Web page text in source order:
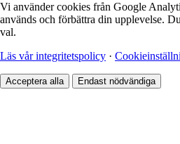
Vi använder cookies från Google
används och förbättra din upplevelse.
val.
Läs vår integritetspolicy ·
Acceptera alla Endast nödvändiga